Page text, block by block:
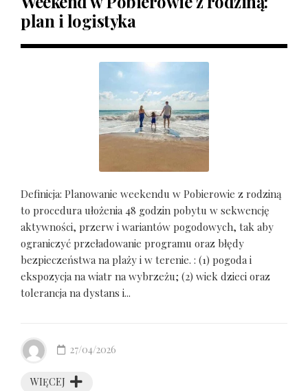
plan i logistyka
Definicja: Planowanie weekendu w Pobierowie z rodziną
to procedura ułożenia 48 godzin pobytu w sekwencję
aktywności, przerw i wariantów pogodowych, tak aby
ograniczyć przeładowanie programu oraz błędy
bezpieczeństwa na plaży i w terenie. : (1) pogoda i
ekspozycja na wiatr na wybrzeżu; (2) wiek dzieci oraz
tolerancja na dystans i...
WIĘCEJ
27/04/2026